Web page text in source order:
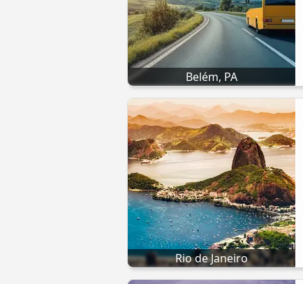
Belém, PA
Rio de Janeiro